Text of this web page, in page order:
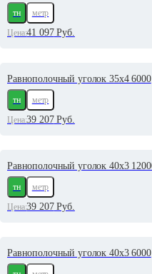
тн
метр
Цена:41 097Руб.
Равнополочный уголок 35х4 6000
тн
метр
Цена:39 207Руб.
Равнополочный уголок 40х3
тн
метр
Цена:39 207Руб.
Равнополочный уголок 40х3 6000